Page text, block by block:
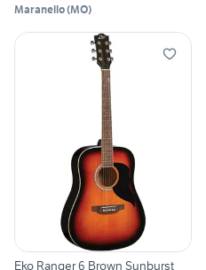
Maranello(MO)
Eko Ranger 6 Brown Sunburst